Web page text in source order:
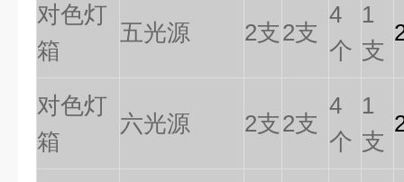
对色灯
箱
五光源 2支2支
4
个
1
支
对色灯
箱
六光源 2支2支
4
个
1
支